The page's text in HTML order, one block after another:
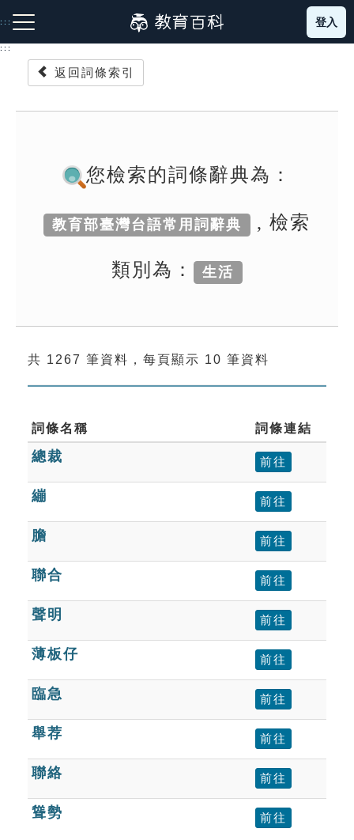
到
主
:::
成語故事
索引選單
單字索引
生命大百科索引
遊戲專區
教學應用
貓頭鷹博士
登入
:::
返回詞條索引
您檢索的詞條辭典為：
教育部臺灣台語常用詞辭典 , 檢索
類別為： 生活
共 1267 筆資料，每頁顯示 10 筆資料
詞條名稱 詞條連結
總裁 前往
繃 前往
膽 前往
聯合 前往
聲明 前往
薄板仔 前往
臨急 前往
舉荐 前往
聯絡 前往
聳勢 前往